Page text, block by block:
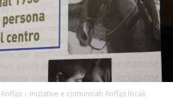
Iniziative e comunicati Anffas locali